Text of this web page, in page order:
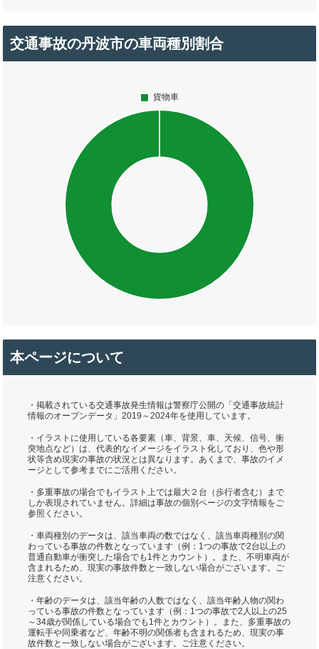
交通事故の丹波市の車両種別割合
本ページについて
・掲載されている交通事故発生情報は警察庁公開の「交通事故統計
情報のオープンデータ」2019～2024年を使用しています。
・イラストに使用している各要素（車、背景、車、天候、信号、衝
突地点など）は、代表的なイメージをイラスト化しており、色や形
状等含め現実の事故の状況とは異なります。あくまで、事故のイメ
ージとして参考までにご活用ください。
・多重事故の場合でもイラスト上では最大２台（歩行者含む）まで
しか表現されていません。詳細は事故の個別ページの文字情報をご
参照ください。
・車両種別のデータは、該当車両の数ではなく、該当車両種別の関
わっている事故の件数となっています（例：1つの事故で2台以上の
普通自動車が衝突した場合でも1件とカウント）。また、不明車両が
含まれるため、現実の事故件数と一致しない場合がございます。ご
注意ください。
・年齢のデータは、該当年齢の人数ではなく、該当年齢人物の関わ
っている事故の件数となっています（例：1つの事故で2人以上の25
～34歳が関係している場合でも1件とカウント）。また、多重事故の
運転手や同乗者など、年齢不明の関係者も含まれるため、現実の事
故件数と一致しない場合がございます。ご注意ください。